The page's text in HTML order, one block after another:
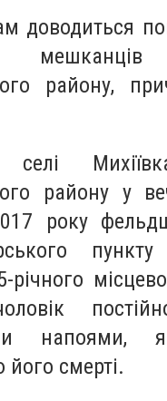
доводиться
мешканців
району,
району у
року
пункту
річного
напоями,
смерті.